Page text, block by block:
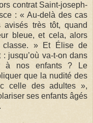
contrat Saint-joseph-
: « Au-delà des cas
avisés très tôt, quand
bleue, et cela, alors
classe. » Et Élise de
jusqu’où va-t-on dans
à nos enfants ? Le
que la nudité des
celle des adultes »,
ses enfants âgés